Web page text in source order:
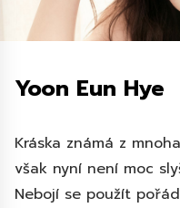
Yoon Eun Hye
Kráska známá z
však nyní není moc
Nebojí se použít